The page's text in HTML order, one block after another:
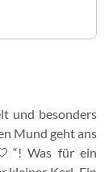
und besonders
Mund geht ans
Was für ein